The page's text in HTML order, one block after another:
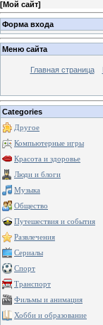
[Мой сайт]
Форма входа
Меню сайта
Главная страница
Categories
Другое
Компьютерные игры
Красота и здоровье
Люди и блоги
Музыка
Общество
Путешествия и события
Развлечения
Сериалы
Спорт
Транспорт
Фильмы и анимация
Хобби и образование